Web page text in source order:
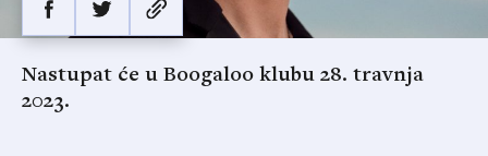
Nastupat će u Boogaloo klubu 28. travnja
2023.